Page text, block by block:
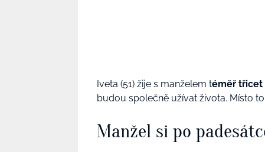
Iveta (51) žije s manželem téměř třicet
budou společně užívat života. Místo
Manžel si po